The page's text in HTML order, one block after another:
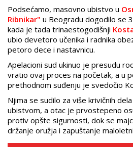
Podsećamo, masovno ubistvo u
Ribnikar" u Beogradu dogodilo se
kada je tada trinaestogodišnji
ubio devetoro učenika i radnika
petoro dece i nastavnicu.
Apelacioni sud ukinuo je presudu
vratio ovaj proces na početak, a u
prethodnom suđenju je svedočio
Njima se sudilo za više krivičnih
ubistvom, a otac je prvostepeno
protiv opšte sigurnosti, dok se
držanje oružja i zapuštanje